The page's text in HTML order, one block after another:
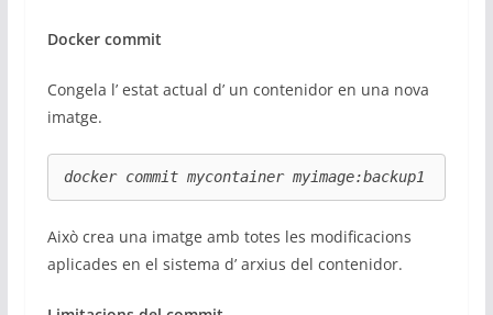
Docker commit
Congela l’ estat actual d’ un contenidor en una nova
imatge.
docker commit mycontainer myimage:backup1
Això crea una imatge amb totes les modificacions
aplicades en el sistema d’ arxius del contenidor.